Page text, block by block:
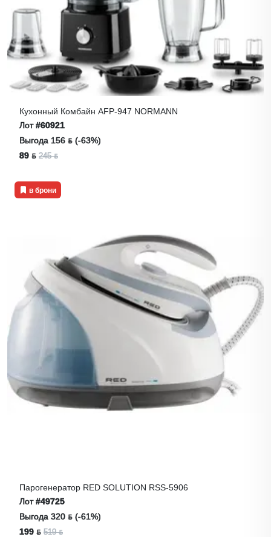
Кухонный Комбайн AFP-947 NORMANN
Лот#60921
Выгода 156 ƃ (-63%)
89 ƃ 245 ƃ
в брони
Парогенератор RED SOLUTION RSS-5906
Лот#49725
Выгода 320 ƃ (-61%)
199 ƃ 519 ƃ